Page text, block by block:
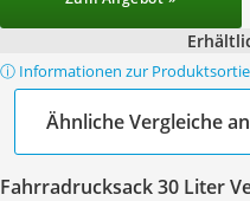
ⓘ Informationen zur
Ähnliche Vergleiche
Fahrradrucksack 30 Liter